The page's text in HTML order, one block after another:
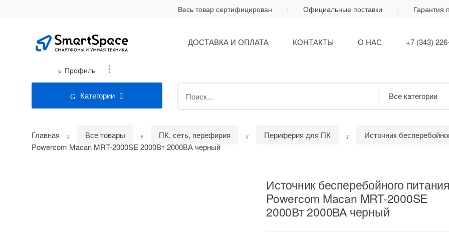
Весь товар сертифицирован Официальные поставки Гарантия
ДОСТАВКА И ОПЛАТА КОНТАКТЫ О НАС +7 (343)
Профиль ...
Категории
Search
for:
Главная Все товары ПК, сеть, перефирия Периферия для ПК
Источник
Powercom Macan MRT-2000SE 2000Вт 2000ВА черный
Источник бесперебойного питания
Powercom Macan MRT-2000SE
2000Вт 2000ВА черный